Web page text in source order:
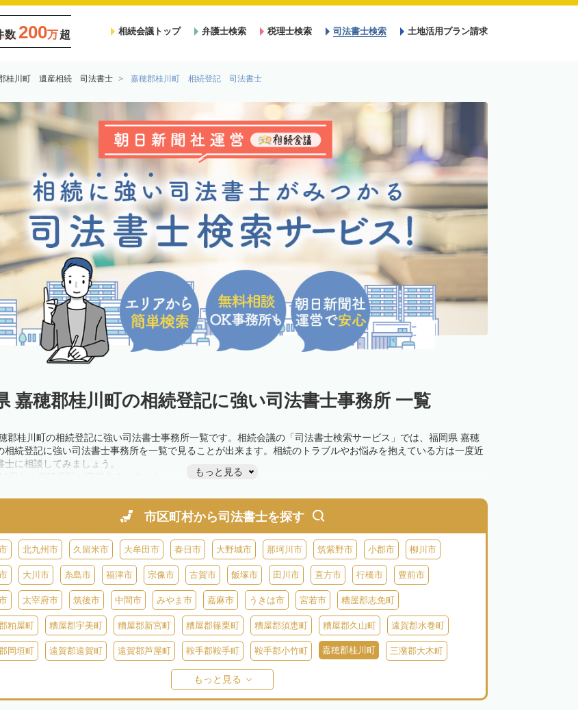
数 200万超 相続会議トップ 弁護士検索 税理士検索 司法書士検索 土地活用プラン請求
桂川町 遺産相続 司法書士 嘉穂郡桂川町 相続登記 司法書士
嘉穂郡桂川町の相続登記に強い司法書士事務所 一覧
郡桂川町の相続登記に強い司法書士事務所一覧です。相続会議の「司法書士検索サービス」では、福岡県 嘉穂
相続登記に強い司法書士事務所を一覧で見ることが出来ます。相続のトラブルやお悩みを抱えている方は一度近
士に相談してみましょう。
す。義務化前の相続も対象となるため注意しましょう。
法律で定められており、司法書士に依頼すれば手間を省けます。その他の相続手続きも任せることが可能です。
を検討しましょう。司法書士への相談も可能です。
もっと見る
市区町村から司法書士を探す
北九州市 久留米市 大牟田市 春日市 大野城市 那珂川市 筑紫野市 小郡市 柳川市
大川市 糸島市 福津市 宗像市 古賀市 飯塚市 田川市 直方市 行橋市 豊前市
太宰府市 筑後市 中間市 みやま市 嘉麻市 うきは市 宮若市 糟屋郡志免町
粕屋町 糟屋郡宇美町 糟屋郡新宮町 糟屋郡篠栗町 糟屋郡須恵町 糟屋郡久山町 遠賀郡水巻町
岡垣町 遠賀郡遠賀町 遠賀郡芦屋町 鞍手郡鞍手町 鞍手郡小竹町 嘉穂郡桂川町 三潴郡大木町
朝倉郡東峰村
添田町 田川郡糸田町 田川郡大任町 田川郡赤村 京都郡苅田町 京都郡みやこ町 築上郡吉富町
もっと見る